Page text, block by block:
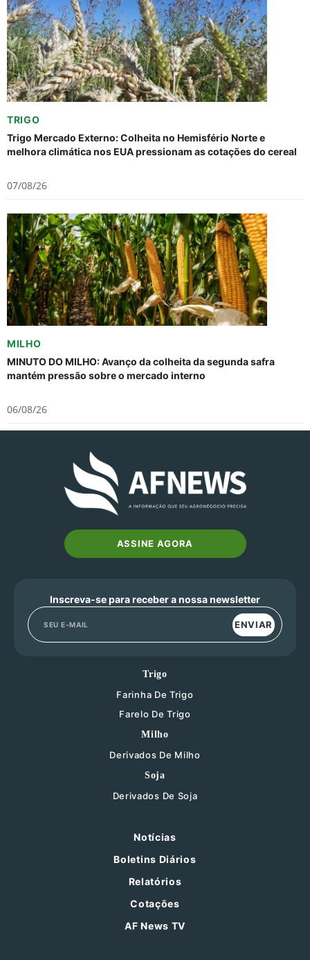
TRIGO
Trigo Mercado Externo: Colheita no Hemisfério Norte e
melhora climática nos EUA pressionam as cotações do cereal
07/08/26
MILHO
MINUTO DO MILHO: Avanço da colheita da segunda safra
mantém pressão sobre o mercado interno
06/08/26
ASSINE AGORA
Inscreva-se para receber a nossa newsletter
ENVIAR
Trigo
Farinha De Trigo
Farelo De Trigo
Milho
Derivados De Milho
Soja
Derivados De Soja
Notícias
Boletins Diários
Relatórios
Cotações
AF News TV